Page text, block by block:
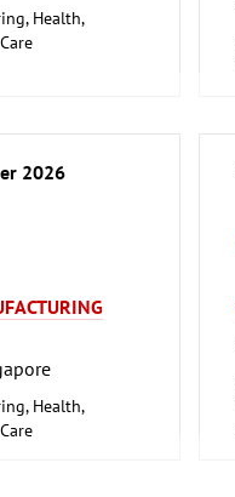
Health,
2026
Health,